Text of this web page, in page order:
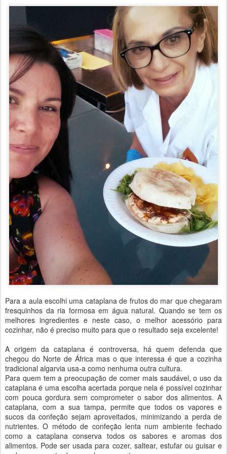
Para a aula escolhi uma cataplana de frutos do mar que chegaram
fresquinhos da ria formosa em água natural. Quando se tem os
melhores ingredientes e neste caso, o melhor acessório para
cozinhar, não é preciso muito para que o resultado seja excelente!
A origem da cataplana é controversa, há quem defenda que
chegou do Norte de África mas o que interessa é que a cozinha
tradicional algarvia usa-a como nenhuma outra cultura.
Para quem tem a preocupação de comer mais saudável, o uso da
cataplana é uma escolha acertada porque nela é possível cozinhar
com pouca gordura sem comprometer o sabor dos alimentos. A
cataplana, com a sua tampa, permite que todos os vapores e
sucos da confeção sejam aproveitados, minimizando a perda de
nutrientes. O método de confeção lenta num ambiente fechado
como a cataplana conserva todos os sabores e aromas dos
alimentos. Pode ser usada para cozer, saltear, estufar ou guisar e